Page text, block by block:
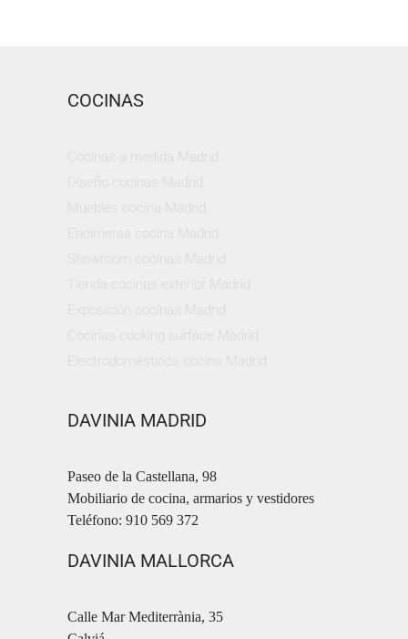
COCINAS
DAVINIA MADRID
Paseo de la Castellana, 98
Mobiliario de cocina, armarios y vestidores
Teléfono: 910 569 372
DAVINIA MALLORCA
Calle Mar Mediterrània, 35